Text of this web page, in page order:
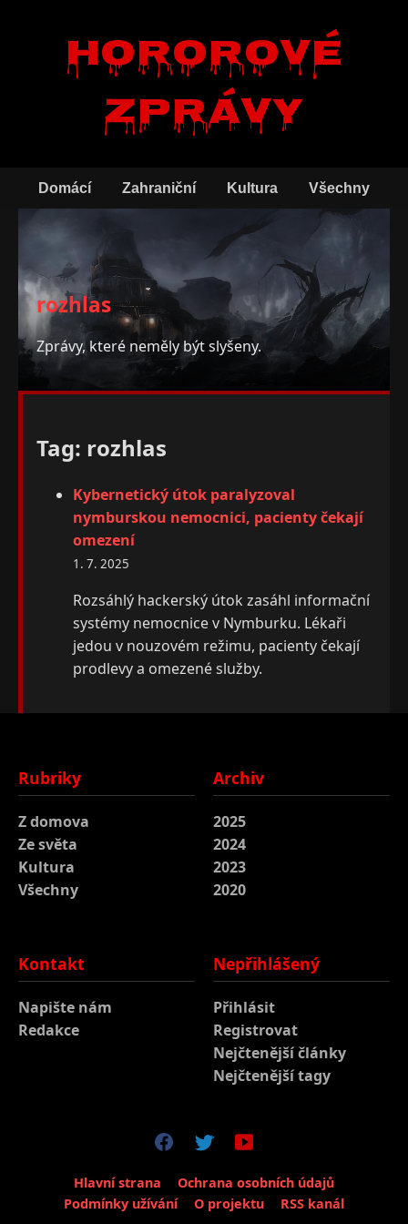
Hororové
zprávy
Domácí Zahraniční Kultura Všechny
rozhlas
Zprávy, které neměly být slyšeny.
Tag: rozhlas
Kybernetický útok paralyzoval
nymburskou nemocnici, pacienty čekají
omezení
1. 7. 2025
Rozsáhlý hackerský útok zasáhl informační
systémy nemocnice v Nymburku. Lékaři
jedou v nouzovém režimu, pacienty čekají
prodlevy a omezené služby.
Rubriky
Z domova
Ze světa
Kultura
Všechny
Archiv
2025
2024
2023
2020
Kontakt
Napište nám
Redakce
Nepřihlášený
Přihlásit
Registrovat
Nejčtenější články
Nejčtenější tagy
Hlavní strana
Ochrana osobních údajů
Podmínky užívání
O projektu RSS kanál